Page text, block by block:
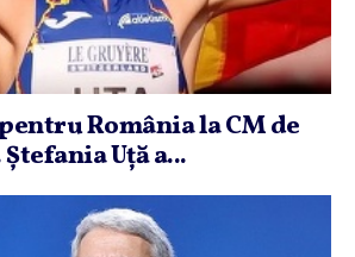
România la CM de
Uţă a...